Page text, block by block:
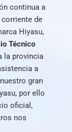
continua a
de
Hiyasu,
Técnico
la provincia
a
gran
por ello
oficial,
nos